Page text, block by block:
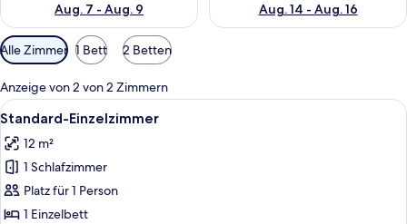
Aug. 7 - Aug. 9
Aug. 14 - Aug. 16
Verfügbare
Filter
für
Zimmer
Alle Zimmer 1 Bett 2 Betten
Anzeige von 2 von 2 Zimmern
Alle
Fotos
für
Standard-
Einzelzimmer
anzeigen
Schreibtisch, kostenlose Babybetten,
3
Standard-Einzelzimmer
12 m²
1 Schlafzimmer
Platz für 1 Person
1 Einzelbett